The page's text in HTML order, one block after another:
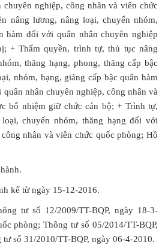
nghiệp, công nhân và viên chức
nâng lương, nâng loại, chuyển nhóm,
hàm đối với quân nhân chuyên nghiệp
+ Thẩm quyền, trình tự, thủ tục nâng
thăng hạng, phong, thăng cấp bậc
nhóm, hạng, giáng cấp bậc quân hàm
nhân chuyên nghiệp, công nhân và
bổ nhiệm giữ chức cán bộ; + Trình tự,
chuyển nhóm, thăng hạng đối với
nhân và viên chức quốc phòng; Hồ
kể từ ngày 15-12-2016.
tư số 12/2009/TT-BQP, ngày 18-3-
phòng; Thông tư số 05/2014/TT-BQP,
số 31/2010/TT-BQP, ngày 06-4-2010.